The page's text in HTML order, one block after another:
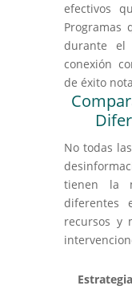
efectivos
Programas
durante el
conexión
de éxito
No todas
tienen la
diferentes
recursos y
Estrategia